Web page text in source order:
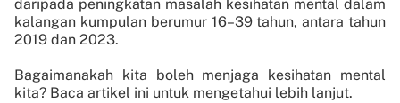
daripada peningkatan masalah kesihatan mental dalam
kalangan kumpulan berumur 16–39 tahun, antara tahun
2019 dan 2023.
Bagaimanakah kita boleh menjaga kesihatan mental
kita? Baca artikel ini untuk mengetahui lebih lanjut.